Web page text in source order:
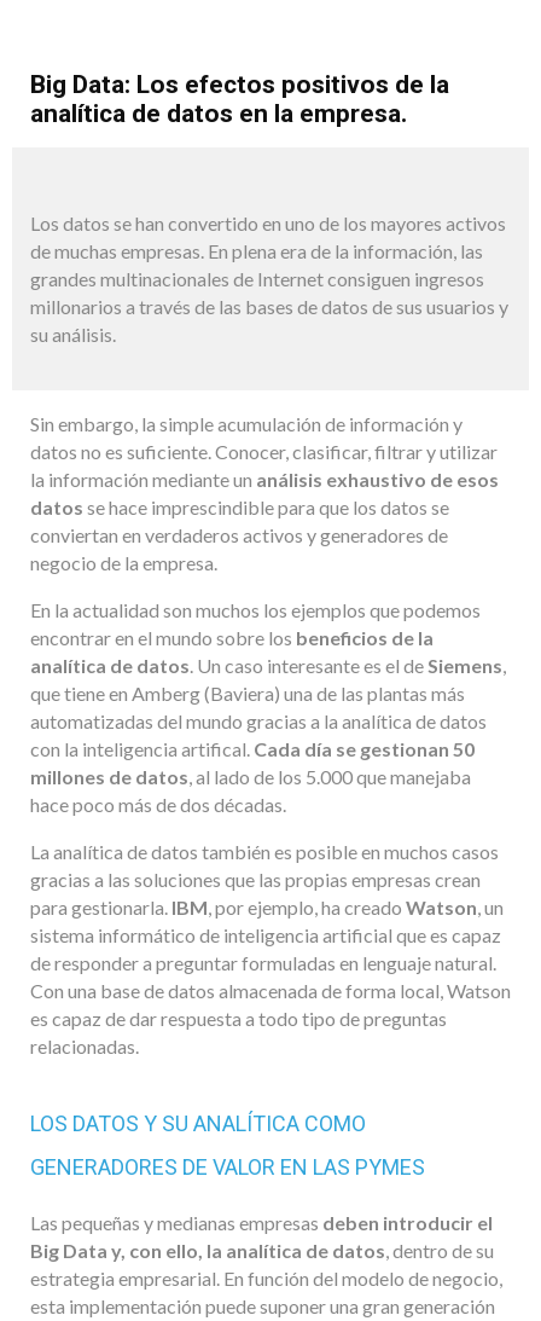
Big Data: Los efectos positivos de la
analítica de datos en la empresa.
Los datos se han convertido en uno de los mayores activos
de muchas empresas. En plena era de la información, las
grandes multinacionales de Internet consiguen ingresos
millonarios a través de las bases de datos de sus usuarios y
su análisis.
Sin embargo, la simple acumulación de información y
datos no es suficiente. Conocer, clasificar, filtrar y utilizar
la información mediante un análisis exhaustivo de esos
datos se hace imprescindible para que los datos se
conviertan en verdaderos activos y generadores de
negocio de la empresa.
En la actualidad son muchos los ejemplos que podemos
encontrar en el mundo sobre los beneficios de la
analítica de datos. Un caso interesante es el deSiemens,
que tiene en Amberg (Baviera) una de las plantas más
automatizadas del mundo gracias a la analítica de datos
con la inteligencia artifical. Cada día se gestionan 50
millones de datos, al lado de los 5.000 que manejaba
hace poco más de dos décadas.
La analítica de datos también es posible en muchos casos
gracias a las soluciones que las propias empresas crean
para gestionarla. IBM, por ejemplo, ha creado Watson, un
sistema informático de inteligencia artificial que es capaz
de responder a preguntar formuladas en lenguaje natural.
Con una base de datos almacenada de forma local, Watson
es capaz de dar respuesta a todo tipo de preguntas
relacionadas.
LOS DATOS Y SU ANALÍTICA COMO
GENERADORES DE VALOR EN LAS PYMES
Las pequeñas y medianas empresas deben introducir el
Big Data y, con ello, la analítica de datos, dentro de su
estrategia empresarial. En función del modelo de negocio,
esta implementación puede suponer una gran generación